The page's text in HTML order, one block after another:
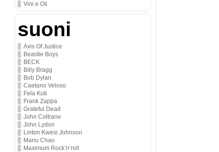
Vini e Oli
suoni
Axis Of Justice
Beastie Boys
BECK
Billy Bragg
Bob Dylan
Caetano Veloso
Fela Kuti
Frank Zappa
Grateful Dead
John Coltrane
John Lydon
Linton Kwesi Johnson
Manu Chao
Maximum Rock’n’roll